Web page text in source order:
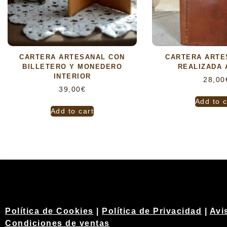
CARTERA ARTESANAL CON
BILLETERO Y MONEDERO
INTERIOR
39,00€
Add to cart
CARTERA
REALIZADA
28,00
Add to
Política de Cookies Política de Privacidad
Condiciones de ventas